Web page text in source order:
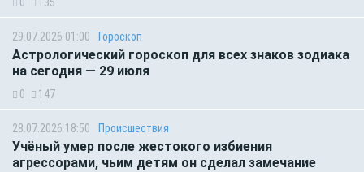
29.07.2026 01:00 Гороскоп
Астрологический гороскоп для всех знаков зодиака
на сегодня — 29 июля
0 147
28.07.2026 18:50 Происшествия
Учёный умер после жестокого избиения
агрессорами, чьим детям он сделал замечание